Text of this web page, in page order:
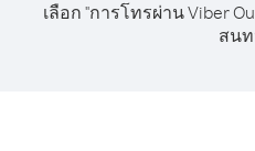
เลือก "การโทรผ่าน Viber
สน